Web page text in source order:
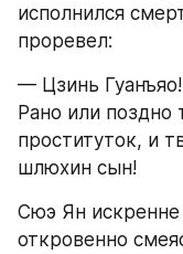
исполнился
проревел:
— Цзинь
Рано или поздно
проституток, и
шлюхин сын!
Сюэ Ян искренне
откровенно